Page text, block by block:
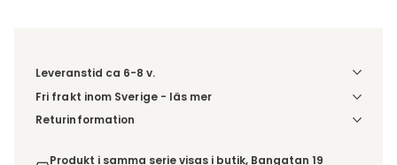
Leveranstid ca 6-8 v.
Fri frakt inom Sverige - läs mer
Denna vara skickas till din port/tomtgräns. Innan leverans
Returinformation
inte av ångerrätten.
Produkt i samma serie visas i butik, Bangatan 19